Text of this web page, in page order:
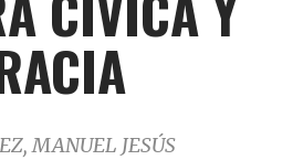
MANUEL JESÚS